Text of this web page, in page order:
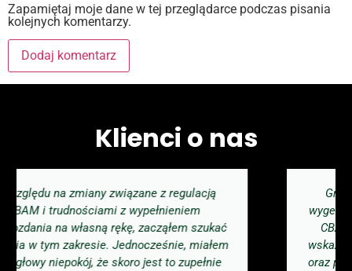
Zapamiętaj moje dane w tej przeglądarce podczas pisania
kolejnych komentarzy.
Klienci o nas
Green Reporting wsparła naszą spółkę w
wygenerowaniu i złożeniu wymaganego raportu
CBAM. Otrzymaliśmy wszystkie niezbędne
wskazówki i informacje dotyczące dokumentów
oraz przebiegu procesu, od przydzielonego nam